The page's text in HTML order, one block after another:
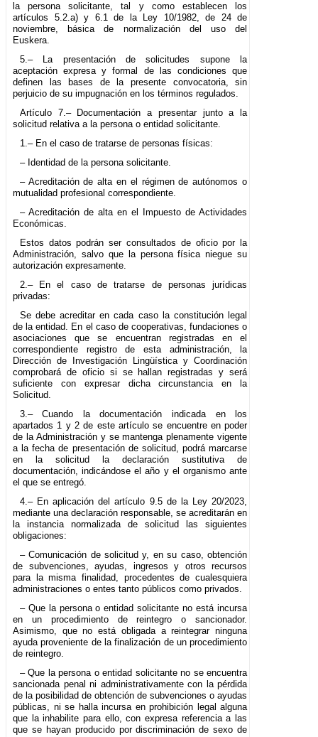
la persona solicitante, tal y como establecen los
artículos 5.2.a) y 6.1 de la Ley 10/1982, de 24 de
noviembre, básica de normalización del uso del
Euskera.
5.– La presentación de solicitudes supone la
aceptación expresa y formal de las condiciones que
definen las bases de la presente convocatoria, sin
perjuicio de su impugnación en los términos regulados.
Artículo 7.– Documentación a presentar junto a la
solicitud relativa a la persona o entidad solicitante.
1.– En el caso de tratarse de personas físicas:
– Identidad de la persona solicitante.
– Acreditación de alta en el régimen de autónomos o
mutualidad profesional correspondiente.
– Acreditación de alta en el Impuesto de Actividades
Económicas.
Estos datos podrán ser consultados de oficio por la
Administración, salvo que la persona física niegue su
autorización expresamente.
2.– En el caso de tratarse de personas jurídicas
privadas:
Se debe acreditar en cada caso la constitución legal
de la entidad. En el caso de cooperativas, fundaciones o
asociaciones que se encuentran registradas en el
correspondiente registro de esta administración, la
Dirección de Investigación Lingüística y Coordinación
comprobará de oficio si se hallan registradas y será
suficiente con expresar dicha circunstancia en la
Solicitud.
3.– Cuando la documentación indicada en los
apartados 1 y 2 de este artículo se encuentre en poder
de la Administración y se mantenga plenamente vigente
a la fecha de presentación de solicitud, podrá marcarse
en la solicitud la declaración sustitutiva de
documentación, indicándose el año y el organismo ante
el que se entregó.
4.– En aplicación del artículo 9.5 de la Ley 20/2023,
mediante una declaración responsable, se acreditarán en
la instancia normalizada de solicitud las siguientes
obligaciones:
– Comunicación de solicitud y, en su caso, obtención
de subvenciones, ayudas, ingresos y otros recursos
para la misma finalidad, procedentes de cualesquiera
administraciones o entes tanto públicos como privados.
– Que la persona o entidad solicitante no está incursa
en un procedimiento de reintegro o sancionador.
Asimismo, que no está obligada a reintegrar ninguna
ayuda proveniente de la finalización de un procedimiento
de reintegro.
– Que la persona o entidad solicitante no se encuentra
sancionada penal ni administrativamente con la pérdida
de la posibilidad de obtención de subvenciones o ayudas
públicas, ni se halla incursa en prohibición legal alguna
que la inhabilite para ello, con expresa referencia a las
que se hayan producido por discriminación de sexo de